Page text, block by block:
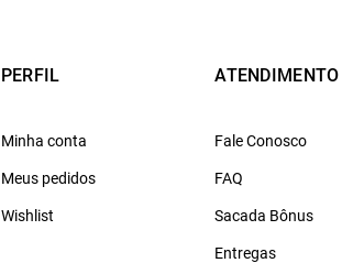
PERFIL
Minha conta
Meus pedidos
Wishlist
ATENDIMENTO
Fale Conosco
FAQ
Sacada Bônus
Entregas